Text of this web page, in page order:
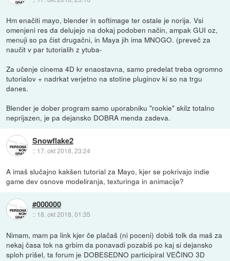
Hm enačiti mayo, blender in softimage ter ostale je norija. Vsi
omenjeni res da delujejo na dokaj podoben način, ampak GUI oz,
menuji so pa čist drugačni, in Maya jih ima MNOGO. (preveč za
naučit v par tutorialih z ytuba-
Za učenje cinema 4D kr enaostavna, samo predelat treba ogromno
tutorialov + nadrkat verjetno na stotine pluginov ki so na trgu
danes.
Blender je dober program samo uporabniku "rookie" skilz totalno
neprijazen, je pa dejansko DOBRA menda zadeva.
Snowflake2
:: 17. okt 2018, 23:24
A imaš slučajno kakšen tutorial za Mayo, kjer se pokrivajo indie
game dev osnove modeliranja, texturinga in animacije?
#000000
:: 18. okt 2018, 01:35
Nimam, mam pa link kjer če plačaš (ni poceni) dobiš tolk da maš za
nekaj časa tok na grbim da ponavadi pozabiš po kaj si dejansko
sploh prišel, ta forum je DOBESEDNO participiral VEČINO 3D